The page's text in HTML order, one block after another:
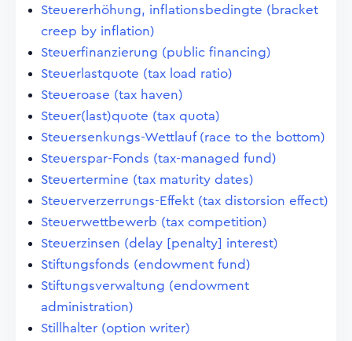
Steuererhöhung, inflationsbedingte (bracket
creep by inflation)
Steuerfinanzierung (public financing)
Steuerlastquote (tax load ratio)
Steueroase (tax haven)
Steuer(last)quote (tax quota)
Steuersenkungs-Wettlauf (race to the bottom)
Steuerspar-Fonds (tax-managed fund)
Steuertermine (tax maturity dates)
Steuerverzerrungs-Effekt (tax distorsion effect)
Steuerwettbewerb (tax competition)
Steuerzinsen (delay [penalty] interest)
Stiftungsfonds (endowment fund)
Stiftungsverwaltung (endowment
administration)
Stillhalter (option writer)